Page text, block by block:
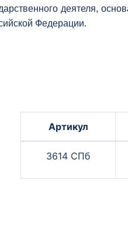
деятеля,
Федерации.
Артикул
3614 СПб